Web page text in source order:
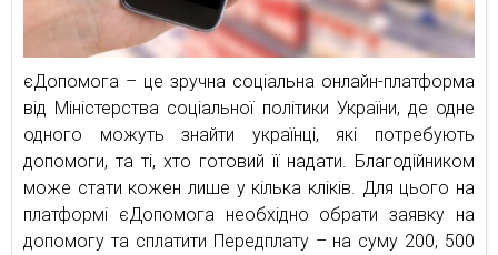
єДопомога – це зручна соціальна онлайн-платформа
від Міністерства соціальної політики України, де одне
одного можуть знайти українці, які потребують
допомоги, та ті, хто готовий її надати. Благодійником
може стати кожен лише у кілька кліків. Для цього на
платформі єДопомога необхідно обрати заявку на
допомогу та сплатити Передплату – на суму 200, 500